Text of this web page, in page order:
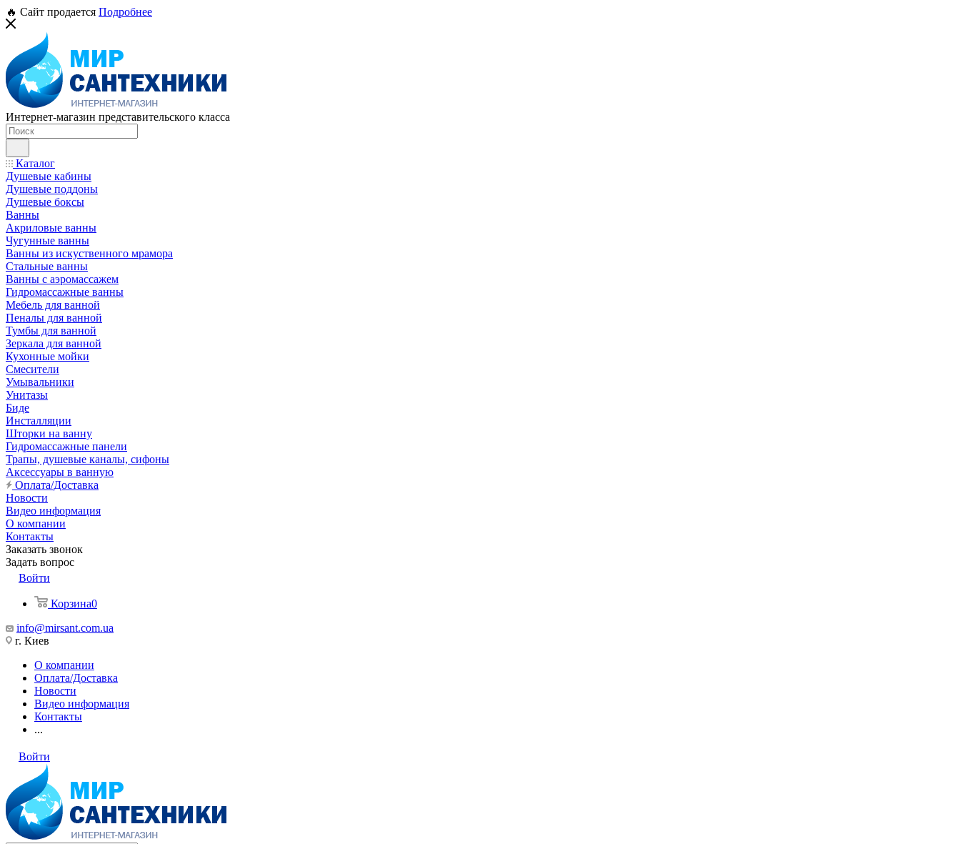
🔥 Сайт продается Подробнее
Интернет-магазин представительского класса
Каталог
Душевые кабины
Душевые поддоны
Душевые боксы
Ванны
Акриловые ванны
Чугунные ванны
Ванны из искуственного мрамора
Стальные ванны
Ванны с аэромассажем
Гидромассажные ванны
Мебель для ванной
Пеналы для ванной
Тумбы для ванной
Зеркала для ванной
Кухонные мойки
Смесители
Умывальники
Унитазы
Биде
Инсталляции
Шторки на ванну
Гидромассажные панели
Трапы, душевые каналы, сифоны
Аксессуары в ванную
Оплата/Доставка
Новости
Видео информация
О компании
Контакты
Заказать звонок
Задать вопрос
Войти
Корзина0
info@mirsant.com.ua
г. Киев
О компании
Оплата/Доставка
Новости
Видео информация
Контакты
...
Войти